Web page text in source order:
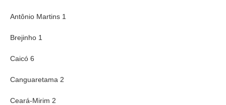
Antônio Martins 1
Brejinho 1
Caicó 6
Canguaretama 2
Ceará-Mirim 2